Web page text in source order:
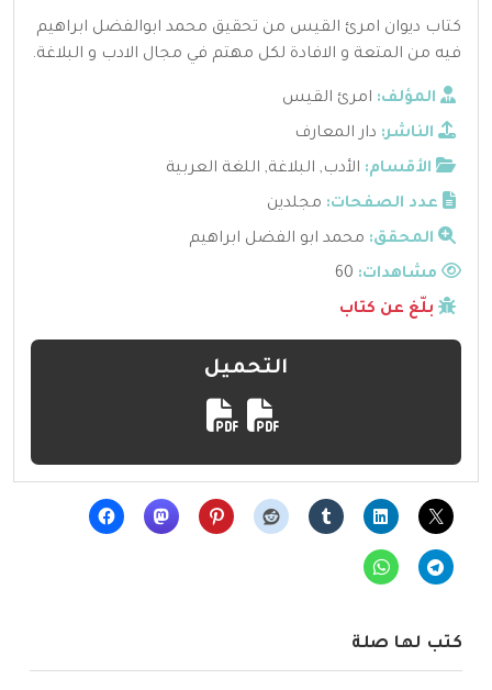
كتاب ديوان امرئ القيس من تحقيق محمد ابوالفضل ابراهيم
فيه من المتعة و الافادة لكل مهتم في مجال الادب و البلاغة.
المؤلف: امرئ القيس
الناشر: دار المعارف
الأقسام: الأدب, البلاغة, اللغة العربية
عدد الصفحات: مجلدين
المحقق: محمد ابو الفضل ابراهيم
مشاهدات:
بلّغ عن كتاب
التحميل
كتب لها صلة